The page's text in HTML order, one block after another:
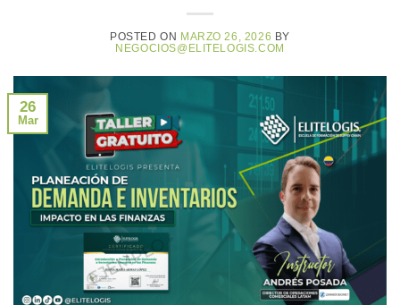
POSTED ON MARZO 26, 2026 BY
NEGOCIOS@ELITELOGIS.COM
26
Mar